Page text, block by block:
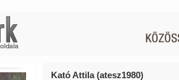
Kató Attila (atesz1980)